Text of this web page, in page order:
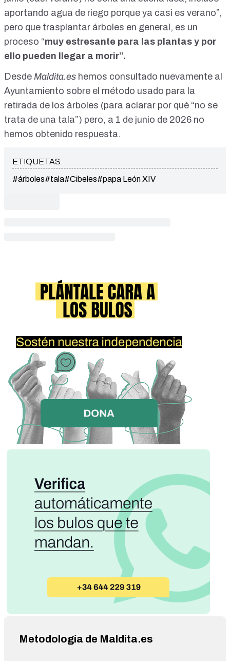
aportando agua de riego porque ya casi es verano”,
pero que trasplantar árboles en general, es un
proceso “muy estresante para las plantas y por
ello pueden llegar a morir”.
Desde Maldita.es hemos consultado nuevamente al
Ayuntamiento sobre el método usado para la
retirada de los árboles (para aclarar por qué “no se
trata de una tala”) pero, a 1 de junio de 2026 no
hemos obtenido respuesta.
ETIQUETAS:
#árboles#tala#Cibeles#papa León XIV
Metodología de Maldita.es